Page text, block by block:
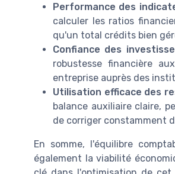
Performance des
calculer les ratios
qu'un total crédits bien
Confiance des
robustesse financière
entreprise auprès des
Utilisation efficace des
balance auxiliaire claire,
de corriger constamment
En somme, l'équilibre
également la viabilité